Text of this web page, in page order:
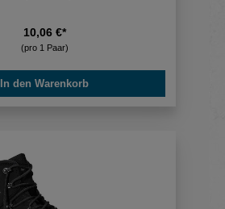
10,06 €*
(pro 1 Paar)
In den Warenkorb